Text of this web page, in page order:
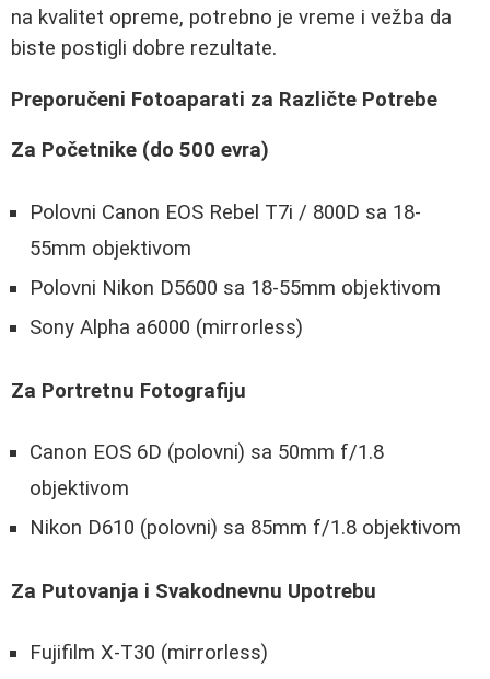
na kvalitet opreme, potrebno je vreme i vežba da
biste postigli dobre rezultate.
Preporučeni Fotoaparati za Različte Potrebe
Za Početnike (do 500 evra)
Polovni Canon EOS Rebel T7i / 800D sa 18-
55mm objektivom
Polovni Nikon D5600 sa 18-55mm objektivom
Sony Alpha a6000 (mirrorless)
Za Portretnu Fotografiju
Canon EOS 6D (polovni) sa 50mm f/1.8
objektivom
Nikon D610 (polovni) sa 85mm f/1.8 objektivom
Za Putovanja i Svakodnevnu Upotrebu
Fujifilm X-T30 (mirrorless)